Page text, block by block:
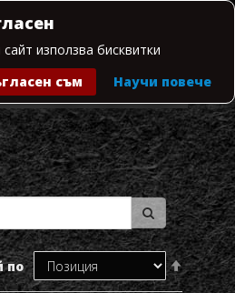
сайт използва бисквитки
съм
Научи повече
Моята количка
по
Настрой